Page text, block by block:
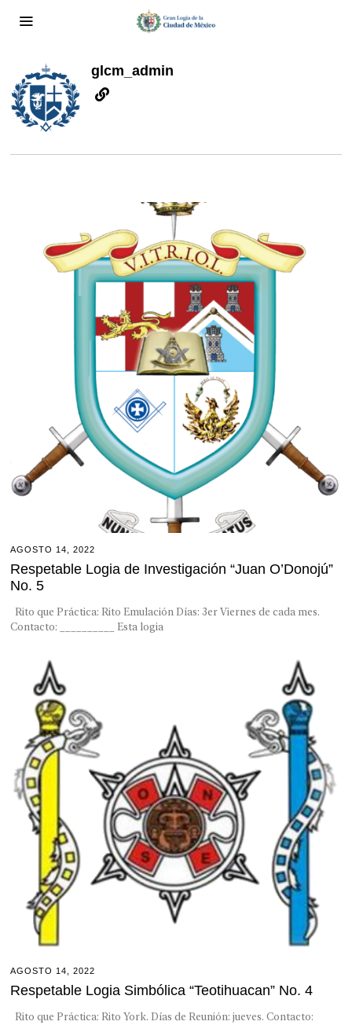
glcm_admin
AGOSTO 14, 2022
Respetable Logia de Investigación “Juan O’Donojú”
No. 5
Rito que Práctica: Rito Emulación Días: 3er Viernes de cada mes.
Contacto: __________ Esta logia
AGOSTO 14, 2022
Respetable Logia Simbólica “Teotihuacan” No. 4
Rito que Práctica: Rito York. Días de Reunión: jueves. Contacto: